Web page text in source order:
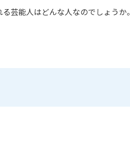
芸能人はどんな人なのでしょうか。